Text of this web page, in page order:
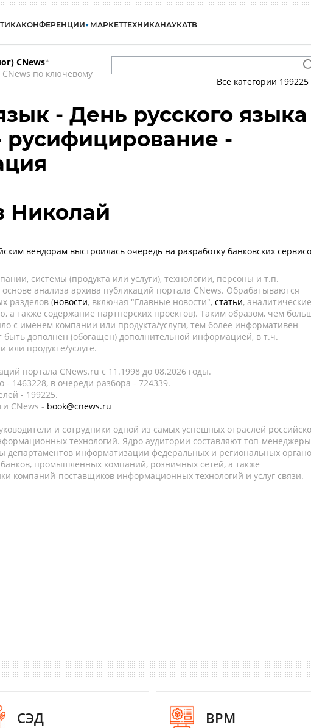
КОНФЕРЕНЦИИ МАРКЕТТЕХНИКАНАУКАТВ
CNews*
по ключевому
Все категории 199225
- День русского языка
русифицирование -
Николай
вендорам выстроилась очередь на разработку банковских
системы (продукта или услуги), технологии, персоны и т.п.
основе анализа архива публикаций портала CNews. Обрабатываются
разделов (новости, включая "Главные новости", статьи, аналитические
а также содержание партнёрских проектов). Таким образом, чем
с именем компании или продукта/услуги, тем более информативен
дополнен (обогащен) дополнительной информацией, в т.ч.
или продукте/услуге.
портала CNews.ru c 11.1998 до 08.2026 годы.
1463228, в очереди разбора - 724339.
- 199225.
CNews - book@cnews.ru
и сотрудники одной из самых успешных отраслей
технологий. Ядро аудитории составляют топ-
департаментов информатизации федеральных и региональных
банков, промышленных компаний, розничных сетей, а также
компаний-поставщиков информационных технологий и услуг связи.
СЭД BPM